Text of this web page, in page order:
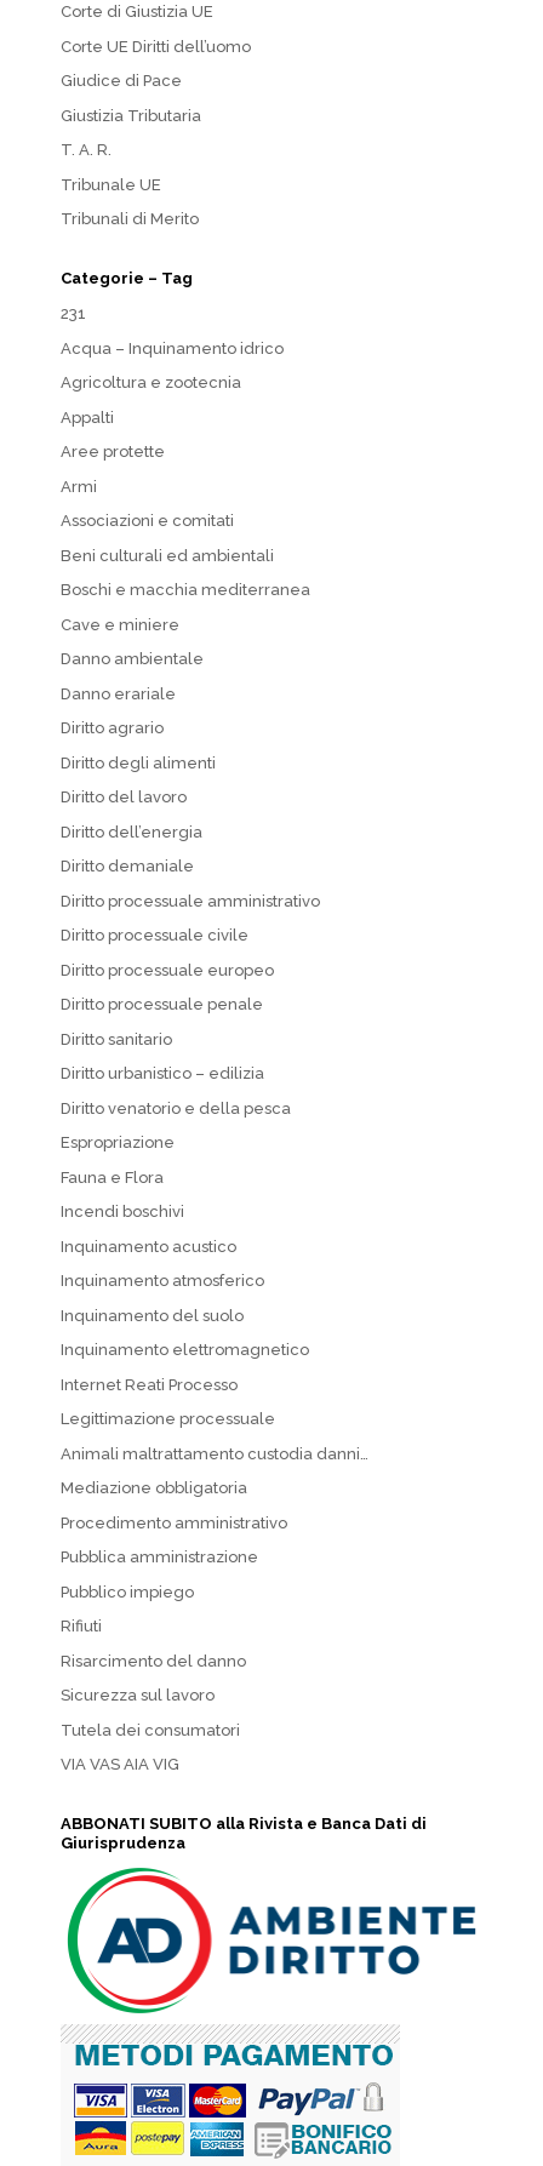
Corte di Giustizia UE
Corte UE Diritti dell’uomo
Giudice di Pace
Giustizia Tributaria
T. A. R.
Tribunale UE
Tribunali di Merito
Categorie – Tag
231
Acqua – Inquinamento idrico
Agricoltura e zootecnia
Appalti
Aree protette
Armi
Associazioni e comitati
Beni culturali ed ambientali
Boschi e macchia mediterranea
Cave e miniere
Danno ambientale
Danno erariale
Diritto agrario
Diritto degli alimenti
Diritto del lavoro
Diritto dell’energia
Diritto demaniale
Diritto processuale amministrativo
Diritto processuale civile
Diritto processuale europeo
Diritto processuale penale
Diritto sanitario
Diritto urbanistico – edilizia
Diritto venatorio e della pesca
Espropriazione
Fauna e Flora
Incendi boschivi
Inquinamento acustico
Inquinamento atmosferico
Inquinamento del suolo
Inquinamento elettromagnetico
Internet Reati Processo
Legittimazione processuale
Animali maltrattamento custodia danni…
Mediazione obbligatoria
Procedimento amministrativo
Pubblica amministrazione
Pubblico impiego
Rifiuti
Risarcimento del danno
Sicurezza sul lavoro
Tutela dei consumatori
VIA VAS AIA VIG
ABBONATI SUBITO alla Rivista e Banca Dati di
Giurisprudenza